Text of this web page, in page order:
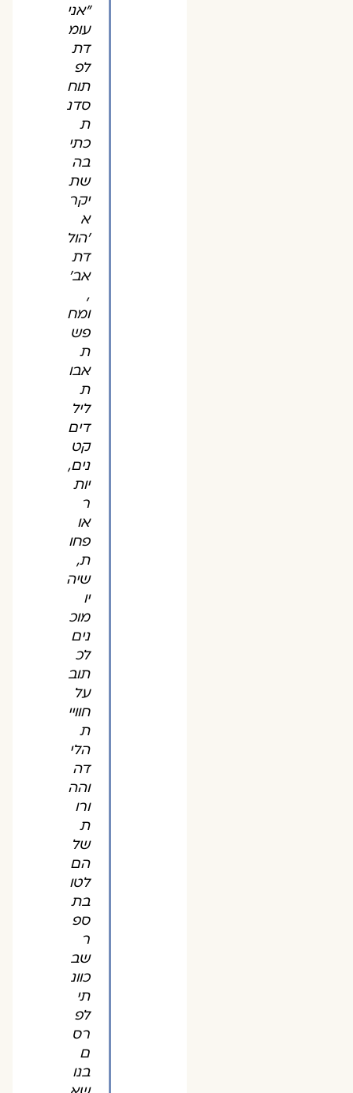
"אני
עומ
דת
לפ
תוח
סדנ
ת
כתי
בה
שת
יקר
א
'הול
דת
אב'
,
ומח
פש
ת
אבו
ת
ליל
דים
קט
נים,
יות
ר
או
פחו
ת,
שיה
יו
מוכ
נים
לכ
תוב
על
חוויי
ת
הלי
דה
והה
ורו
ת
של
הם
לטו
בת
ספ
ר
שב
כוונ
תי
לפ
רס
ם
בנו